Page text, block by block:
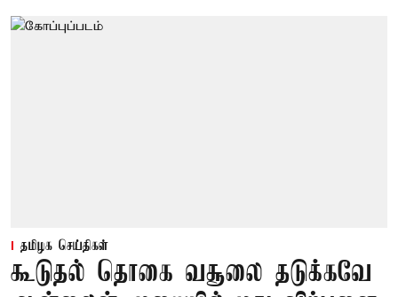
தமிழக செய்திகள்
கூடுதல் தொகை வசூலை தடுக்கவே